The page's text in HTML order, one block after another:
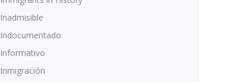
Inadmisible
Indocumentado
Informativo
Inmigración